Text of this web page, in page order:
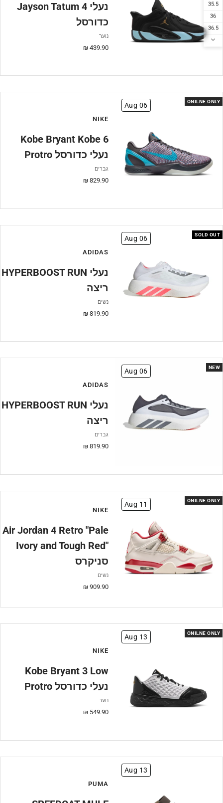
35.5
36
36.5
37.5
39
Jayson Tatum 4 נעלי
כדורסל
נוער
מחיר
439.90 ₪
ONILNE ONLY
Aug 06
NIKE
Kobe Bryant Kobe 6
Protro נעלי כדורסל
גברים
מחיר
829.90 ₪
SOLD OUT
Aug 06
ADIDAS
HYPERBOOST RUN נעלי
ריצה
נשים
מחיר
819.90 ₪
NEW
Aug 06
ADIDAS
HYPERBOOST RUN נעלי
ריצה
גברים
מחיר
819.90 ₪
ONILNE ONLY
Aug 11
NIKE
Air Jordan 4 Retro "Pale
Ivory and Tough Red"
סניקרס
נשים
מחיר
909.90 ₪
ONILNE ONLY
Aug 13
NIKE
Kobe Bryant 3 Low
Protro נעלי כדורסל
נוער
מחיר
549.90 ₪
Aug 13
PUMA